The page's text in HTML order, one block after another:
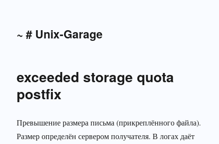
~ # Unix-Garage
exceeded storage quota
postfix
Превышение размера письма (прикреплённого файла).
Размер определён сервером получателя. В логах даёт